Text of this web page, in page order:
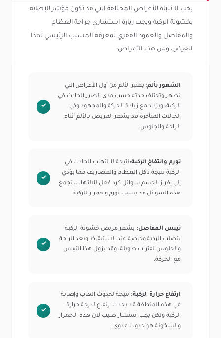
يجب الانتباه للأعراض المختلفة التي قد تكون مؤشر للإصابة
بخشونة الركبة ويجب زيارة استشاري جراحة العظام
والمفاصل والعمود الفقري لمعرفة المسبب الرئيسي لهذا
العرض، ومن هذه الأعراض:
الشعور بألم: يعتبر الألم من أول الأعراض التي
تظهر وتختلف حدته حسب مدى الضرر الحادث في
الركبة، ويزداد مع زيادة الحركة والمجهود وفي
الحالات المتأخرة قد يشعر المريض بالألم أثناء
الراحة والجلوس.
تورم وانتفاخ الركبة:نتيجة للالتهاب الحادث في
الركبة نتيجة تآكل العظام والغضاريف مما يؤدي
إلى إفراز الجسم سوائل كرد فعل للالتهاب، تجمع
هذه السوائل قد يسبب تورم واحمرار للركبة.
تيبس المفاصل: يشعر مريض خشونة الركبة
بتصلب الركبة وخاصة عند الاستيقاظ وبعد الراحة
والجلوس لفترات طويلة، وقد يزول هذا التيبس
مع الحركة.
ارتفاع حرارة الركبة: نتيجة لحدوث الهاب وإصابة
في هذه المنطقة قد يحدث ارتفاع لدرجة حرارة
الركبة ولكن يجب استشار طبيب لان هذه الاحمرار
والسخونة هو حدوث عدوى.